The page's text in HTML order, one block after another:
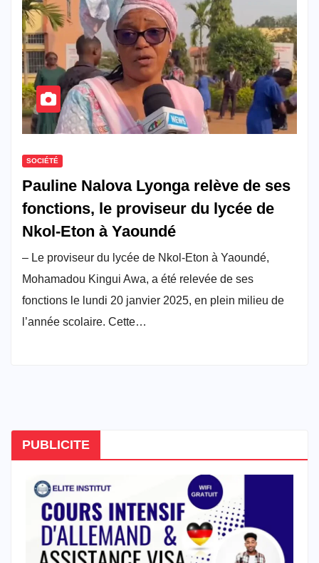
SOCIÉTÉ
Pauline Nalova Lyonga relève de ses
fonctions, le proviseur du lycée de
Nkol-Eton à Yaoundé
– Le proviseur du lycée de Nkol-Eton à Yaoundé,
Mohamadou Kingui Awa, a été relevée de ses
fonctions le lundi 20 janvier 2025, en plein milieu de
l’année scolaire. Cette…
PUBLICITE